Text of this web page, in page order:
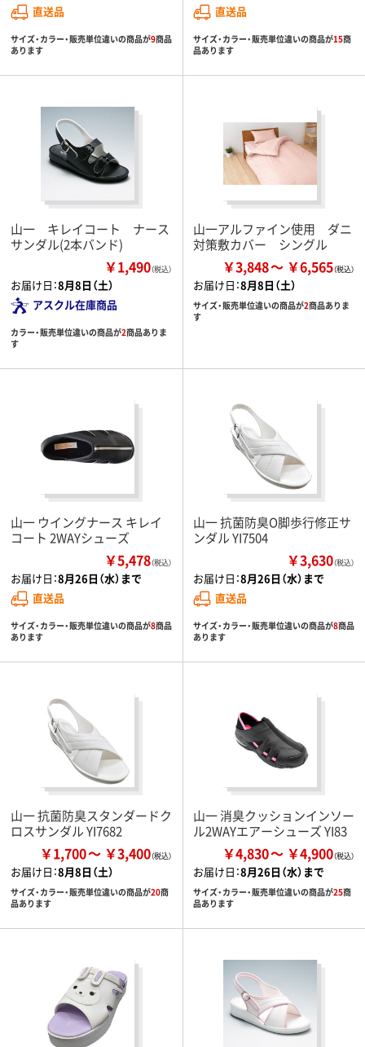
直送品
サイズ・カラー・販売単位違いの商品が9商品
あります
直送品
サイズ・カラー・販売単位違いの商品が15商
品あります
山一 キレイコート ナース
サンダル(2本バンド)
￥1,490（税込）
お届け日：8月8日（土）
アスクル在庫商品
カラー・販売単位違いの商品が2商品ありま
す
山一アルファイン使用 ダニ
対策敷カバー シングル
￥3,848 ￥6,565
お届け日：8月8日（土）
サイズ・販売単位違いの商品が2商品ありま
す
山一 ウイングナース キレイ
コート 2WAYシューズ
￥5,478（税込）
お届け日：8月26日（水）まで
直送品
サイズ・カラー・販売単位違いの商品が8商品
あります
山一 抗菌防臭O脚歩行修正サ
ンダル YI7504
￥3,630（税込）
お届け日：8月26日（水）まで
直送品
サイズ・カラー・販売単位違いの商品が8商品
あります
山一 抗菌防臭スタンダードク
ロスサンダル YI7682
￥1,700 ￥3,400
お届け日：8月8日（土）
サイズ・カラー・販売単位違いの商品が20商
品あります
山一 消臭クッションインソー
ル2WAYエアーシューズ YI83
￥4,830 ￥4,900
お届け日：8月26日（水）まで
サイズ・カラー・販売単位違いの商品が25商
品あります